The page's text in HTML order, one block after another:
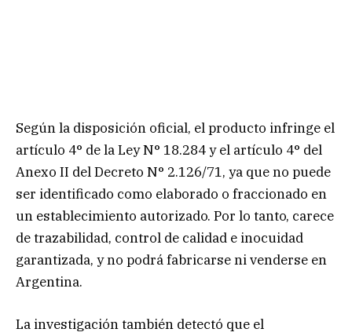
Según la disposición oficial, el producto infringe el
artículo 4° de la Ley N° 18.284 y el artículo 4° del
Anexo II del Decreto N° 2.126/71, ya que no puede
ser identificado como elaborado o fraccionado en
un establecimiento autorizado. Por lo tanto, carece
de trazabilidad, control de calidad e inocuidad
garantizada, y no podrá fabricarse ni venderse en
Argentina.
La investigación también detectó que el